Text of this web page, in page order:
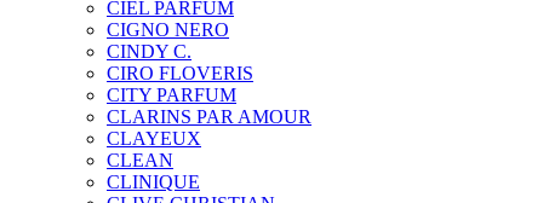
CIEL PARFUM
CIGNO NERO
CINDY C.
CIRO FLOVERIS
CITY PARFUM
CLARINS PAR AMOUR
CLAYEUX
CLEAN
CLINIQUE